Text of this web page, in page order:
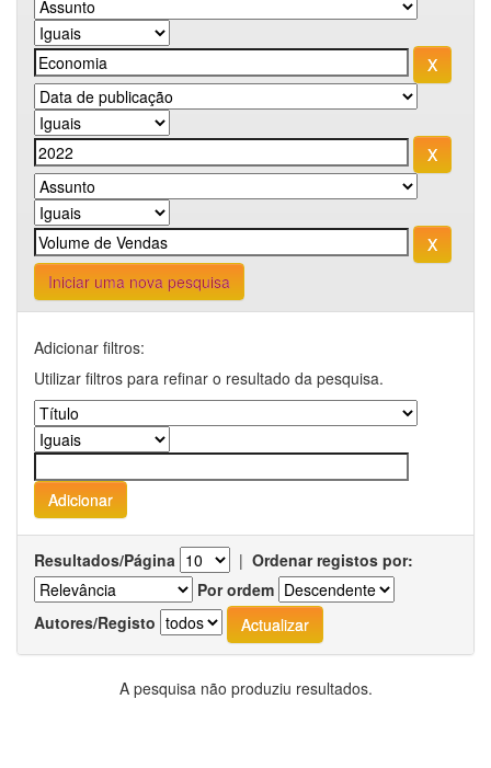
Iniciar uma nova pesquisa
Adicionar filtros:
Utilizar filtros para refinar o resultado da pesquisa.
Resultados/Página | Ordenar registos por:
Por ordem
Autores/Registo
A pesquisa não produziu resultados.